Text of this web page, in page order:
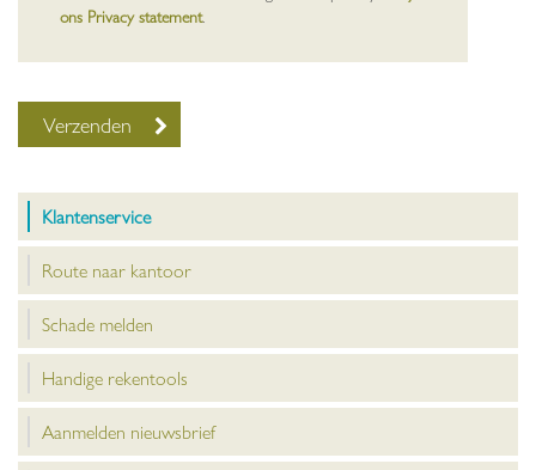
ons Privacy statement.
Klantenservice
Route naar kantoor
Schade melden
Handige rekentools
Aanmelden nieuwsbrief